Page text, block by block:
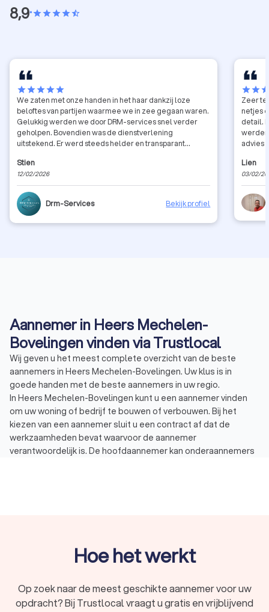
8,9•starstarstarstarstar_half
starstarstarstarstar
We zaten met onze handen in het haar dankzij loze
beloftes van partijen waarmee we in zee gegaan waren.
Gelukkig werden we door DRM-services snel verder
geholpen. Bovendien was de dienstverlening
uitstekend. Er werd steeds helder en transparant
tevreden. Er wordt naar een oplossing gezocht
waarmee alle partijen het eens zijn, ook in niet voor de
hand liggende situaties. Er wordt meegedacht en
advies gegeven. Inmiddels hebben wij al meerdere
keren met deze aannemer samengewerkt voor
verschillende werken: plaatsen van ramen en deuren,
Stien
12/02/2026
Drm-Services Bekijk profiel
starstar
Zeer
netjes
detail. De communicatie verliep vlot en afspraken
werden
advies
laten
werkt. Zeker een aanrader voor wie kwaliteit en
Lien
03/02/
Aannemer in Heers Mechelen-
Bovelingen vinden via Trustlocal
Wij geven u het meest complete overzicht van de beste
aannemers in Heers Mechelen-Bovelingen. Uw klus is in
goede handen met de beste aannemers in uw regio.
In Heers Mechelen-Bovelingen kunt u een aannemer vinden
om uw woning of bedrijf te bouwen of verbouwen. Bij het
kiezen van een aannemer sluit u een contract af dat de
werkzaamheden bevat waarvoor de aannemer
verantwoordelijk is. De hoofdaannemer kan onderaannemers
Aanbouw, uitbouw of opbouw: bij een aanbouw, uitbouw
deel aan-, uit- of op te bouwen. Denk aan een uitbouw
van de woonkamer of het plaatsen van een dakkapel.
Hoe het werkt
Op zoek naar de meest geschikte aannemer voor uw
opdracht? Bij Trustlocal vraagt u gratis en vrijblijvend